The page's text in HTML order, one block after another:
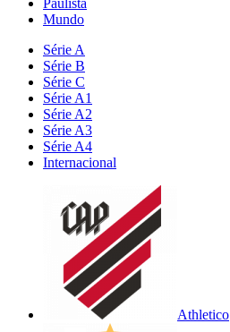
Paulista
Mundo
Série A
Série B
Série C
Série A1
Série A2
Série A3
Série A4
Internacional
Athletico